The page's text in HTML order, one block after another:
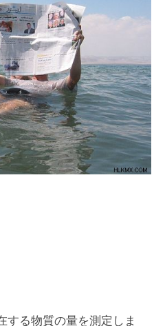
する物質の量を測定しま